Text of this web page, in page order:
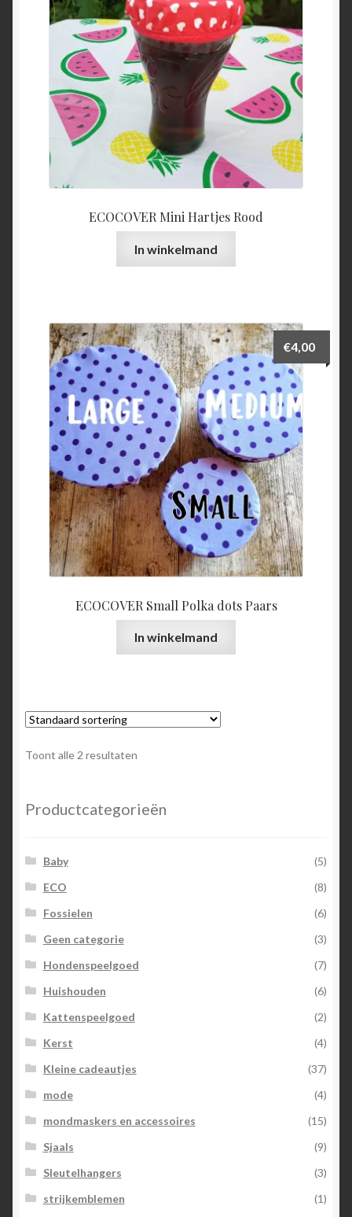
ECOCOVER Mini Hartjes Rood
In winkelmand
ECOCOVER Small Polka dots Paars
€4,00
In winkelmand
Toont alle 2 resultaten
Productcategorieën
Baby
(5)
ECO
(8)
Fossielen
(6)
Geen categorie
(3)
Hondenspeelgoed
(7)
Huishouden
(6)
Kattenspeelgoed
(2)
Kerst
(4)
Kleine cadeautjes
(37)
mode
(4)
mondmaskers en accessoires
(15)
Sjaals
(9)
Sleutelhangers
(3)
strijkemblemen
(1)